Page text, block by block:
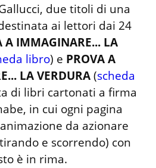
due titoli di una
ai lettori dai 24
A IMMAGINARE... LA
libro) e PROVA A
LA VERDURA (scheda
di libri cartonati a firma
in cui ogni pagina
da azionare
e scorrendo) con
è in rima.